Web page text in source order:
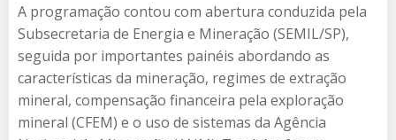
A programação contou com abertura conduzida pela
Subsecretaria de Energia e Mineração (SEMIL/SP),
seguida por importantes painéis abordando as
características da mineração, regimes de extração
mineral, compensação financeira pela exploração
mineral (CFEM) e o uso de sistemas da Agência